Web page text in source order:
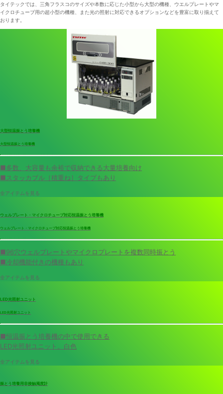
タイテックでは、三角フラスコのサイズや本数に応じた小型から大型の機種、ウエルプレートやマ
イクロチューブ用の超小型の機種、また光の照射に対応できるオプションなどを豊富に取り揃えて
おります。
大型恒温振とう培養機
大型恒温振とう培養機
■多数、大容量も余裕で収納できる大量培養向け
■スタッカブル［積重ね］タイプもあり
全アイテムを見る
ウェルプレート・マイクロチューブ対応恒温振とう培養機
ウェルプレート・マイクロチューブ対応恒温振とう培養機
■96穴ウェルプレートやマイクロプレートを複数同時振とう
■冷却機能付きの機種もあり
全アイテムを見る
LED光照射ユニット
LED光照射ユニット
■恒温振とう培養機の中で使用できる
LED光照射ユニット。白色
全アイテムを見る
振とう培養用非接触濁度計